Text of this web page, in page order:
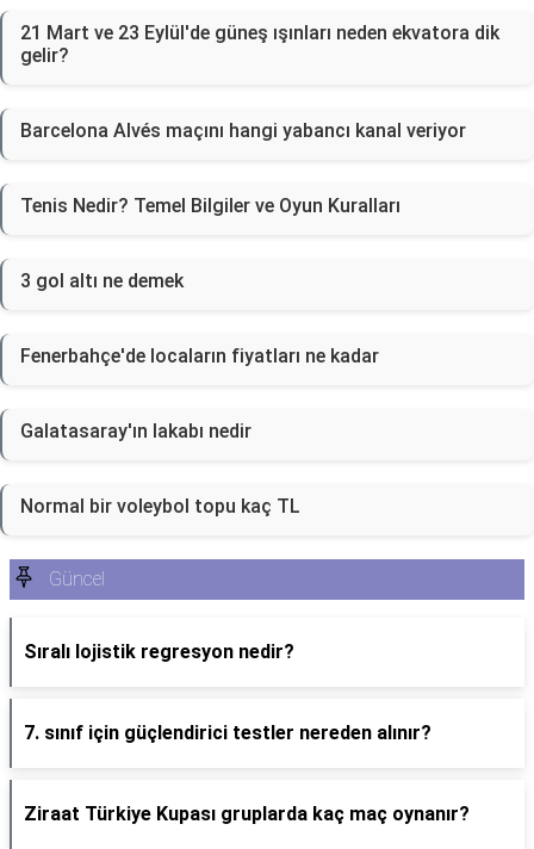
21 Mart ve 23 Eylül'de güneş ışınları neden ekvatora dik
gelir?
Barcelona Alvés maçını hangi yabancı kanal veriyor
Tenis Nedir? Temel Bilgiler ve Oyun Kuralları
3 gol altı ne demek
Fenerbahçe'de locaların fiyatları ne kadar
Galatasaray'ın lakabı nedir
Normal bir voleybol topu kaç TL
Güncel
Sıralı lojistik regresyon nedir?
7. sınıf için güçlendirici testler nereden alınır?
Ziraat Türkiye Kupası gruplarda kaç maç oynanır?